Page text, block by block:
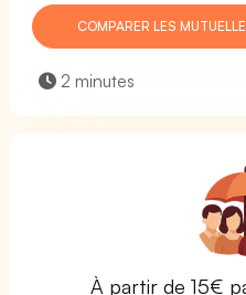
COMPARER LES
2 minutes
À partir de 15€